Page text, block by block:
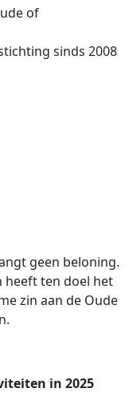
of
sinds 2008
geen beloning.
heeft ten doel het
zin aan de Oude
in 2025